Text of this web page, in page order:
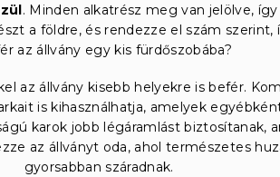
. Minden alkatrész meg van jelölve,
a földre, és rendezze el szám
az állvány egy kis fürdőszobába?
az állvány kisebb helyekre is befér.
is kihasználhatja, amelyek
karok jobb légáramlást biztosítanak,
az állványt oda, ahol természetes
gyorsabban száradnak.